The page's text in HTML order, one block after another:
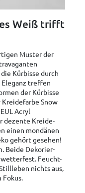
Weiß trifft
Muster der
Kürbisse durch
Eleganz treffen
der Kürbisse
Snow
Acryl
dezente Kreide-
einen mondänen
gehört gesehen!
Beide Dekorier-
wetterfest. Feucht-
nichts aus,
Fokus.